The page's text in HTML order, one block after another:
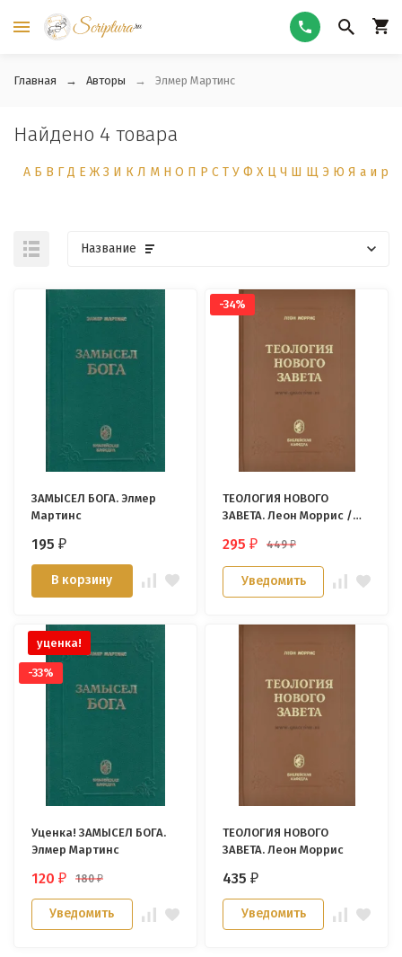
Главная Авторы Элмер Мартинс
Найдено 4 товара
А Б В Г Д Е Ж З И К Л М Н О П Р С Т У Ф Х Ц Ч Ш Щ Э Ю Я а и р
Название
ЗАМЫСЕЛ БОГА. Элмер
Мартинс
195₽
В корзину
-34%
ТЕОЛОГИЯ НОВОГО
ЗАВЕТА. Леон Моррис /
295₽ 449₽
Уведомить
уценка!
-33%
Уценка! ЗАМЫСЕЛ БОГА.
Элмер Мартинс
120₽ 180₽
Уведомить
ТЕОЛОГИЯ НОВОГО
ЗАВЕТА. Леон Моррис
435₽
Уведомить